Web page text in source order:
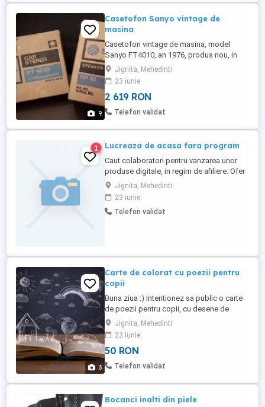
9
Casetofon Sanyo vintage de
masina
Casetofon vintage de masina, model
Sanyo FT4010, an 1976, produs nou, in
ambalaj original, cu toate accesoriile. Se
vinde doar impreuna cu boxele Sanyo
FSP82, produs nou, in ambalaj original, cu
toate accesoriile. Pret 500euro. Trimit in
tara cu plata in avans in cont, transport
Jignita, Mehedinti
23 iunie
2 619 RON
Telefon validat
1 Lucreaza de acasa fara program
Caut colaboratori pentru vanzarea unor
produse digitale, in regim de afiliere. Ofer
comision 10% din vanzarea fiecarui
produs. Cunoasterea limbii engleze
prezinta un avantaj considerabil.
Programul este la libera alegere. Pentru
Jignita, Mehedinti
23 iunie
Telefon validat
3
Carte de colorat cu poezii pentru
copii
Buna ziua :) Intentionez sa public o carte
de poezii pentru copii, cu desene de
colorat, in tiraj mic, pentru ca nu dispun de
fonduri. Daca prezinta interes, va rog sa
cititi descrierea campaniei si sa o
distribuiti. Multumesc anticipat si va stau
la dispozitie pentru alte detalii.
Jignita, Mehedinti
23 iunie
50 RON
Telefon validat
Bocanci inalti din piele